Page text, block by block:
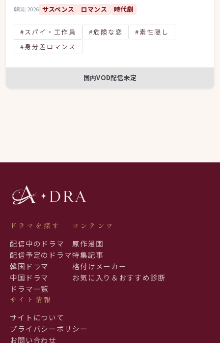
韓国/2026 サスペンス ロマンス 時代劇
#スパイ・工作員 #危険な恋
#素性隠し
#身分差ロマンス
国内VOD配信未定
ドラマを探す
配信中のドラマ
配信予定のドラマ
韓国ドラマ
中国ドラマ
ドラマ一覧
コンテンツ
原作漫画
特集記事
格付けメーカー
お気に入り＆おすすめ診断
サイト情報
サイトについて
プライバシーポリシー
お問い合わせ